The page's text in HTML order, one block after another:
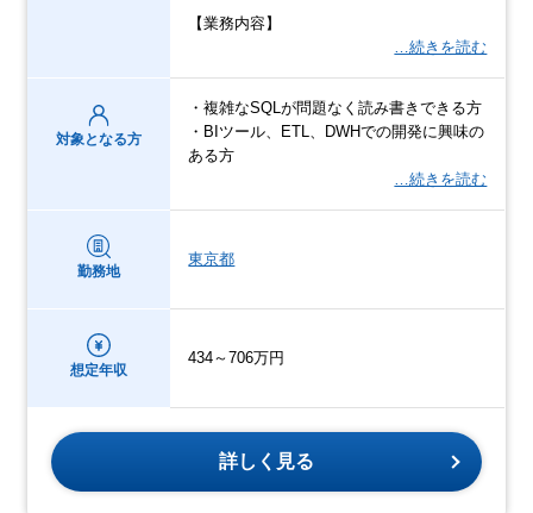
【業務内容】
…続きを読む
対象となる方
・複雑なSQLが問題なく読み書きできる方
・BIツール、ETL、DWHでの開発に興味の
ある方
…続きを読む
勤務地
東京都
想定年収
434～706万円
詳しく見る